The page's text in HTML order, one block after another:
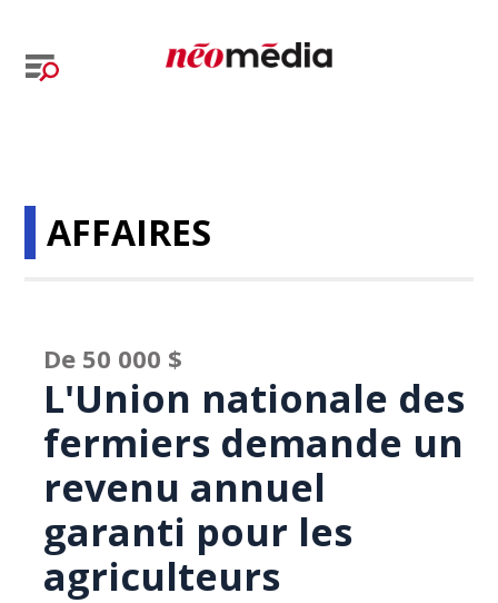
AFFAIRES
De 50 000 $
L'Union nationale des
fermiers demande un
revenu annuel
garanti pour les
agriculteurs